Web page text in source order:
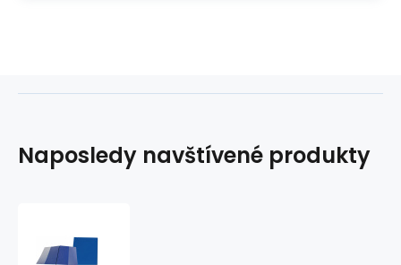
Naposledy navštívené produkty